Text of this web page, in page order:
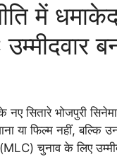
में
के नए सितारे भोजपुरी
या फिल्म नहीं, बल्कि
चुनाव के लिए